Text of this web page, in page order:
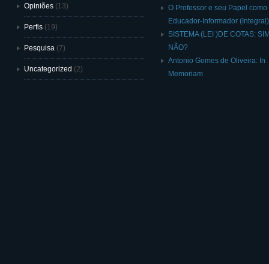
Opiniões (13)
Perfis (19)
Pesquisa (7)
Uncategorized (2)
O Professor e seu Papel como
Educador-Informador (Integral)
SISTEMA (LEI )DE COTAS:
NÃO?
Antonio Gomes de Oliveira: In
Memoriam